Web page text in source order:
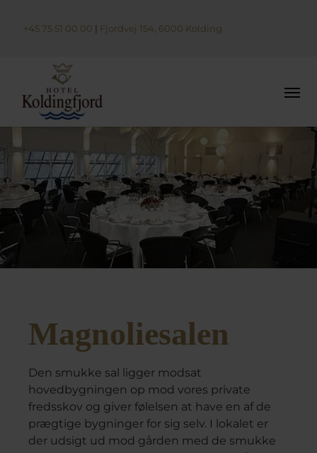
+45 75 51 00 00 | Fjordvej 154, 6000 Kolding
Magnoliesalen
Den smukke sal ligger modsat
hovedbygningen op mod vores private
fredsskov og giver følelsen at have en af de
prægtige bygninger for sig selv. I lokalet er
der udsigt ud mod gården med de smukke